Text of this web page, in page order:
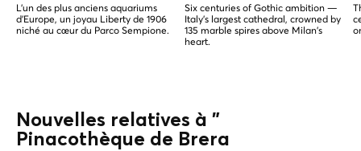
L'un des plus anciens aquariums
d'Europe, un joyau Liberty de 1906
niché au cœur du Parco Sempione.
Six centuries of Gothic ambition —
Italy's largest cathedral, crowned by
135 marble spires above Milan's
heart.
Nouvelles relatives à "
Pinacothèque de Brera